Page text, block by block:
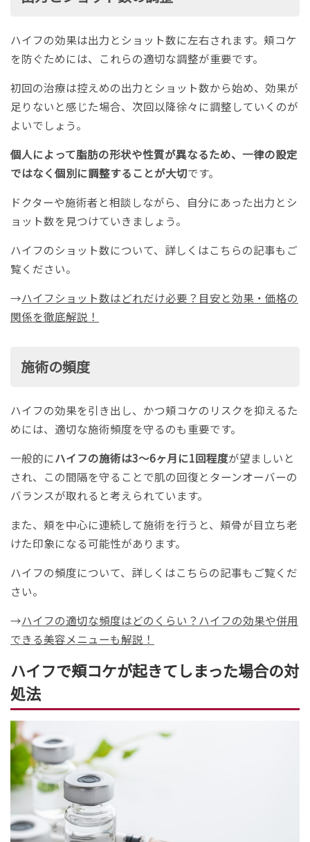
ハイフの効果は出力とショット数に左右されます。頬コケ
を防ぐためには、これらの適切な調整が重要です。
初回の治療は控えめの出力とショット数から始め、効果が
足りないと感じた場合、次回以降徐々に調整していくのが
よいでしょう。
個人によって脂肪の形状や性質が異なるため、一律の設定
ではなく個別に調整することが大切です。
ドクターや施術者と相談しながら、自分にあった出力とシ
ョット数を見つけていきましょう。
ハイフのショット数について、詳しくはこちらの記事もご
覧ください。
→ハイフショット数はどれだけ必要？目安と効果・価格の
関係を徹底解説！
施術の頻度
ハイフの効果を引き出し、かつ頬コケのリスクを抑えるた
めには、適切な施術頻度を守るのも重要です。
一般的にハイフの施術は3〜6ヶ月に1回程度が望ましいと
され、この間隔を守ることで肌の回復とターンオーバーの
バランスが取れると考えられています。
また、頬を中心に連続して施術を行うと、頬骨が目立ち老
けた印象になる可能性があります。
ハイフの頻度について、詳しくはこちらの記事もご覧くだ
さい。
→ハイフの適切な頻度はどのくらい？ハイフの効果や併用
できる美容メニューも解説！
ハイフで頬コケが起きてしまった場合の対
処法